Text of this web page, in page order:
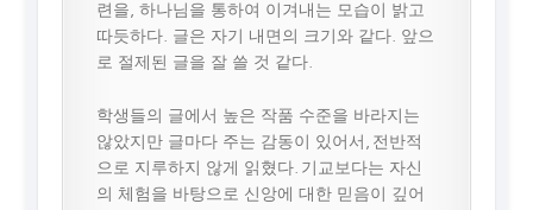
련을, 하나님을 통하여 이겨내는 모습이 밝고
따듯하다. 글은 자기 내면의 크기와 같다. 앞으
로 절제된 글을 잘 쓸 것 같다.
학생들의 글에서 높은 작품 수준을 바라지는
않았지만 글마다 주는 감동이 있어서, 전반적
으로 지루하지 않게 읽혔다. 기교보다는 자신
의 체험을 바탕으로 신앙에 대한 믿음이 깊어